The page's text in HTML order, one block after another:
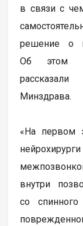
в связи с
решение о
Об этом
Минздрава.
«На первом
внутри
со